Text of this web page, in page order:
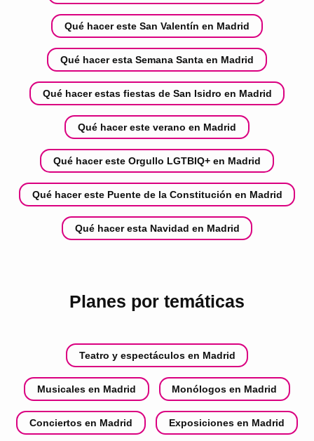
Qué hacer este San Valentín en Madrid
Qué hacer esta Semana Santa en Madrid
Qué hacer estas fiestas de San Isidro en Madrid
Qué hacer este verano en Madrid
Qué hacer este Orgullo LGTBIQ+ en Madrid
Qué hacer este Puente de la Constitución en Madrid
Qué hacer esta Navidad en Madrid
Planes por temáticas
Teatro y espectáculos en Madrid
Musicales en Madrid Monólogos en Madrid
Conciertos en Madrid Exposiciones en Madrid